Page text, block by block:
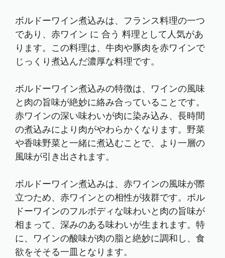
ボルドーワイン煮込みは、フランス料理の一つ
であり、赤ワイン に 合う 料理として人気があ
ります。この料理は、牛肉や豚肉を赤ワインで
じっくり煮込んだ濃厚な料理です。
ボルドーワイン煮込みの特徴は、ワインの風味
と肉の旨味が絶妙に絡み合っていることです。
赤ワインの深い味わいが肉に染み込み、長時間
の煮込みにより肉がやわらかくなります。野菜
や香味野菜と一緒に煮込むことで、より一層の
風味が引き出されます。
ボルドーワイン煮込みは、赤ワインの風味が際
立つため、赤ワインとの相性が抜群です。ボル
ドーワインのフルボディな味わいと肉の旨味が
相まって、深みのある味わいが生まれます。特
に、ワインの酸味が肉の脂と絶妙に調和し、食
欲をそそる一皿となります。